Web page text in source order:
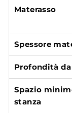
Materasso
Spessore
Profondità
Spazio
stanza